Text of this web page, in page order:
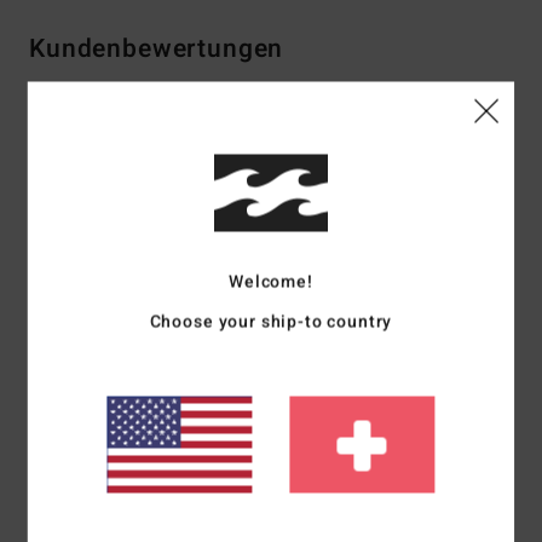
Kundenbewertungen
5.0/5
1 verifizierten Bewertungen
Größe
Material
5.0
Welcome!
Choose your ship-to country